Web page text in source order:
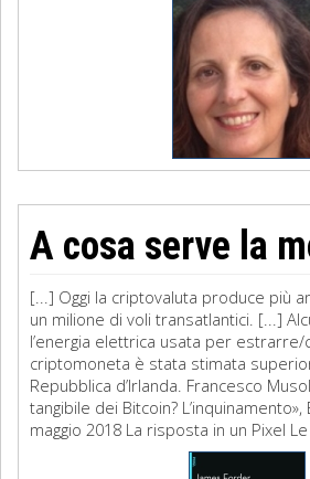
A cosa serve la
[...] Oggi la criptovaluta produce più
un milione di voli transatlantici. [...]
l’energia elettrica usata per estrarre/
criptomoneta è stata stimata
Repubblica d’Irlanda. Francesco
tangibile dei Bitcoin?
maggio 2018 La risposta in un Pixel